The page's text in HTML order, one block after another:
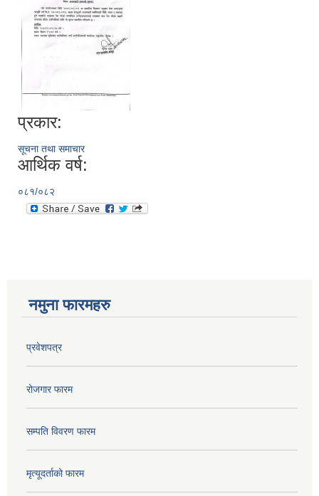
प्रकार:
सूचना तथा समाचार
आर्थिक वर्ष:
०८१/०८२
नमुना फारमहरु
प्रवेशपत्र
रोजगार फारम
सम्पति विवरण फारम
मृत्यूदर्ताको फारम